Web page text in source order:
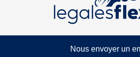
Nous envoyer un